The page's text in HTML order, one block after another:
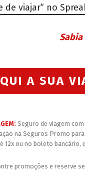
de viajar” no
Sabia
A SUA
Seguro de viagem
na Seguros Promo
12x ou no boleto bancário,
promoções e reserve